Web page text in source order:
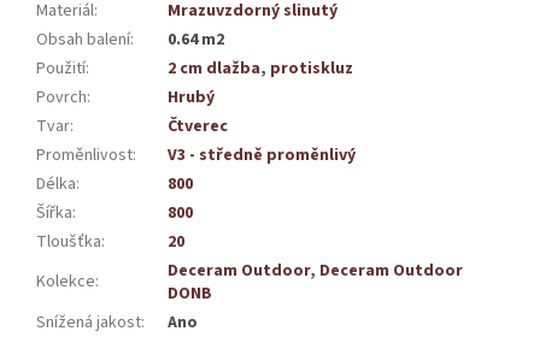
Materiál:
Mrazuvzdorný slinutý
Obsah balení:
0.64 m2
Použití: 2 cm dlažba, protiskluz
Povrch:
Hrubý
Tvar:
Čtverec
Proměnlivost:
V3 - středně proměnlivý
Délka:
800
Šířka:
800
Tloušťka:
20
Kolekce: Deceram Outdoor, Deceram Outdoor
DONB
Snížená jakost: Ano